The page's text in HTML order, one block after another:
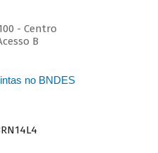
- Centro
B
no BNDES